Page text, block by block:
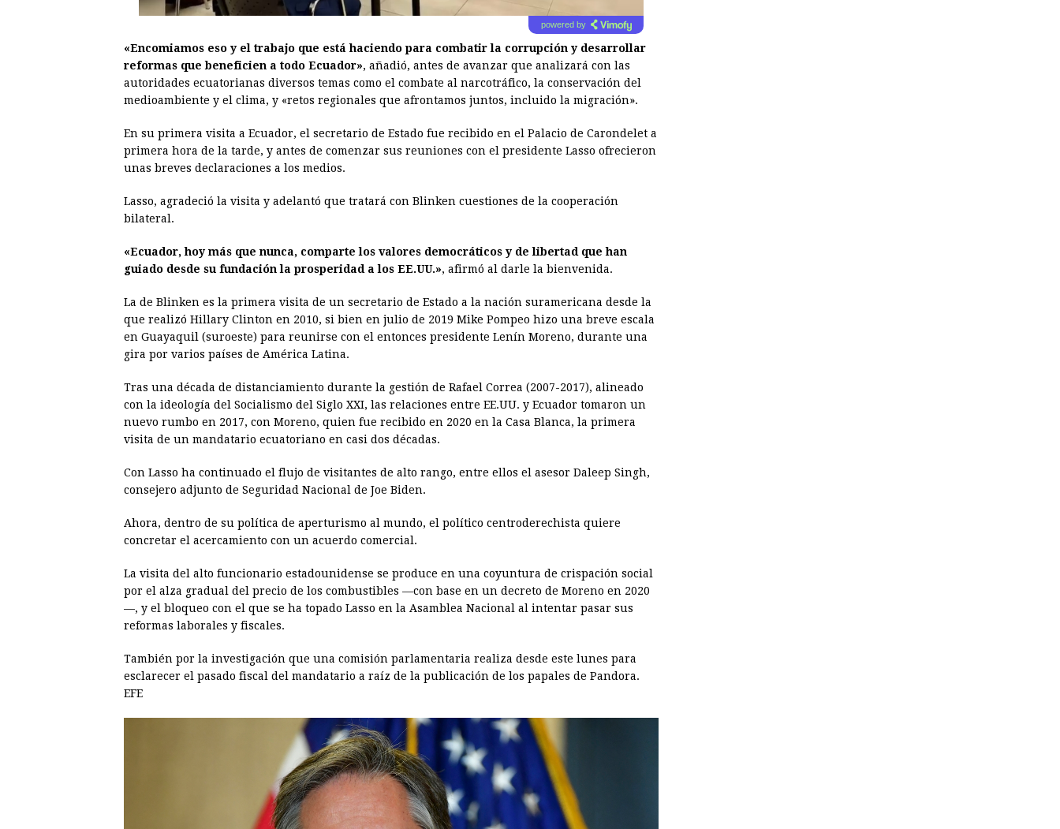
powered by
«Encomiamos eso y el trabajo que está haciendo para combatir la corrupción y desarrollar
reformas que beneficien a todo Ecuador», añadió, antes de avanzar que analizará con las
autoridades ecuatorianas diversos temas como el combate al narcotráfico, la conservación del
medioambiente y el clima, y «retos regionales que afrontamos juntos, incluido la migración».
En su primera visita a Ecuador, el secretario de Estado fue recibido en el Palacio de Carondelet a
primera hora de la tarde, y antes de comenzar sus reuniones con el presidente Lasso ofrecieron
unas breves declaraciones a los medios.
Lasso, agradeció la visita y adelantó que tratará con Blinken cuestiones de la cooperación
bilateral.
«Ecuador, hoy más que nunca, comparte los valores democráticos y de libertad que han
guiado desde su fundación la prosperidad a los EE.UU.», afirmó al darle la bienvenida.
La de Blinken es la primera visita de un secretario de Estado a la nación suramericana desde la
que realizó Hillary Clinton en 2010, si bien en julio de 2019 Mike Pompeo hizo una breve escala
en Guayaquil (suroeste) para reunirse con el entonces presidente Lenín Moreno, durante una
gira por varios países de América Latina.
Tras una década de distanciamiento durante la gestión de Rafael Correa (2007-2017), alineado
con la ideología del Socialismo del Siglo XXI, las relaciones entre EE.UU. y Ecuador tomaron un
nuevo rumbo en 2017, con Moreno, quien fue recibido en 2020 en la Casa Blanca, la primera
visita de un mandatario ecuatoriano en casi dos décadas.
Con Lasso ha continuado el flujo de visitantes de alto rango, entre ellos el asesor Daleep Singh,
consejero adjunto de Seguridad Nacional de Joe Biden.
Ahora, dentro de su política de aperturismo al mundo, el político centroderechista quiere
concretar el acercamiento con un acuerdo comercial.
La visita del alto funcionario estadounidense se produce en una coyuntura de crispación social
por el alza gradual del precio de los combustibles —con base en un decreto de Moreno en 2020
—, y el bloqueo con el que se ha topado Lasso en la Asamblea Nacional al intentar pasar sus
reformas laborales y fiscales.
También por la investigación que una comisión parlamentaria realiza desde este lunes para
esclarecer el pasado fiscal del mandatario a raíz de la publicación de los papales de Pandora.
EFE